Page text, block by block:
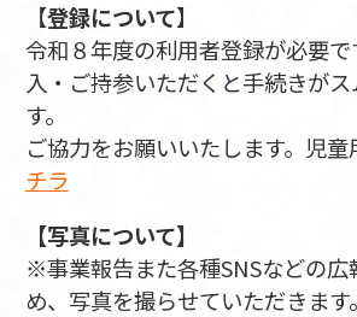
【登録について】
令和８年度の利用者登録が必要
入・ご持参いただくと手続きが
す。
ご協力をお願いいたします。児
チラ
【写真について】
※事業報告また各種SNSなどの広
め、写真を撮らせていただきます。